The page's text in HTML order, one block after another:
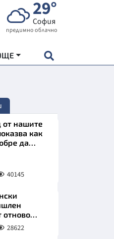
29°
София
предимно облачно
от нашите
как
да
40145
отново
наш
28622